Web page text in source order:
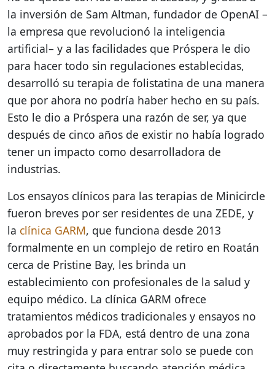
la inversión de Sam Altman, fundador de OpenAI –
la empresa que revolucionó la inteligencia
artificial– y a las facilidades que Próspera le dio
para hacer todo sin regulaciones establecidas,
desarrolló su terapia de folistatina de una manera
que por ahora no podría haber hecho en su país.
Esto le dio a Próspera una razón de ser, ya que
después de cinco años de existir no había logrado
tener un impacto como desarrolladora de
industrias.
Los ensayos clínicos para las terapias de Minicircle
fueron breves por ser residentes de una ZEDE, y
la clínica GARM, que funciona desde 2013
formalmente en un complejo de retiro en Roatán
cerca de Pristine Bay, les brinda un
establecimiento con profesionales de la salud y
equipo médico. La clínica GARM ofrece
tratamientos médicos tradicionales y ensayos no
aprobados por la FDA, está dentro de una zona
muy restringida y para entrar solo se puede con